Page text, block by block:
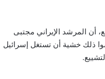
المرشد الإيراني مجتبى
ذلك خشية أن تستغل إسرائيل